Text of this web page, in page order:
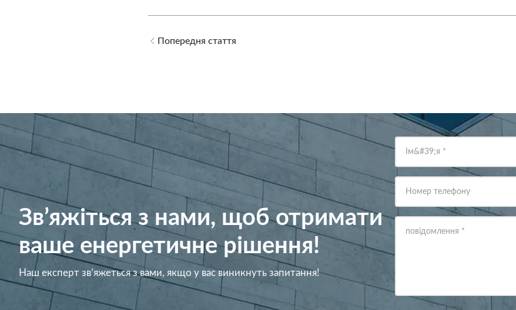
Попередня стаття
Зв’яжіться з нами, щоб отримати
ваше енергетичне рішення!
Наш експерт зв’яжеться з вами, якщо у вас виникнуть запитання!
Ім&#39;я *
Номер телефону
повідомлення *